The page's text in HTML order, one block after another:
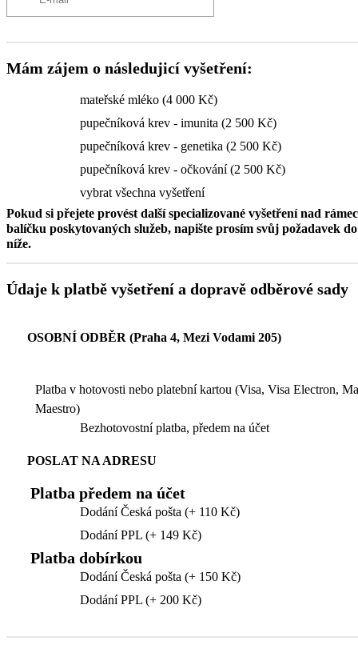
Mám zájem o následujicí vyšetření:
mateřské mléko (4 000 Kč)
pupečníková krev - imunita (2 500 Kč)
pupečníková krev - genetika (2 500 Kč)
pupečníková krev - očkování (2 500 Kč)
vybrat všechna vyšetření
Pokud si přejete provést další specializované vyšetření nad
balíčku poskytovaných služeb, napište prosím svůj požadavek
níže.
Údaje k platbě vyšetření a dopravě odběrové sady
OSOBNÍ ODBĚR (Praha 4, Mezi Vodami 205)
Platba v hotovosti nebo platební kartou (Visa, Visa Electron,
Maestro)
Bezhotovostní platba, předem na účet
POSLAT NA ADRESU
Platba předem na účet
Dodání Česká pošta (+ 110 Kč)
Dodání PPL (+ 149 Kč)
Platba dobírkou
Dodání Česká pošta (+ 150 Kč)
Dodání PPL (+ 200 Kč)